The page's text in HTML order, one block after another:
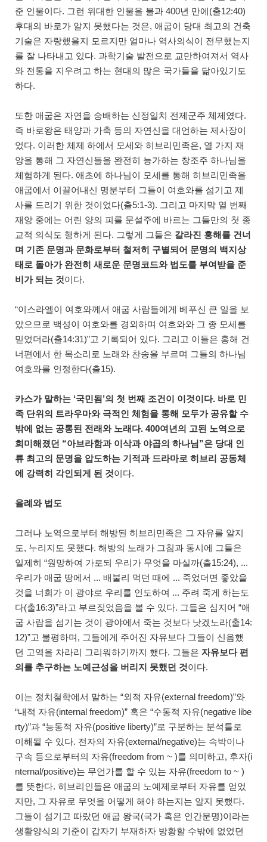
준 인물이다. 그런 위대한 인물을 불과 400년 만에(출12:40)
후대의 바로가 알지 못했다는 것은, 애굽이 당대 최고의 건축
기술은 자랑했을지 모르지만 얼마나 역사의식이 전무했는지
를 잘 나타내고 있다. 과학기술 발전으로 교만하여져서 역사
와 전통을 지우려고 하는 현대의 많은 국가들을 닮아있기도
하다.
또한 애굽은 자연을 숭배하는 신정일치 전제군주 체제였다.
즉 바로왕은 태양과 가축 등의 자연신을 대언하는 제사장이
었다. 이러한 체제 하에서 모세와 히브리민족은, 열 가지 재
앙을 통해 그 자연신들을 완전히 능가하는 창조주 하나님을
체험하게 된다. 애초에 하나님이 모세를 통해 히브리민족을
애굽에서 이끌어내신 명분부터 그들이 여호와를 섬기고 제
사를 드리기 위한 것이었다(출5:1-3). 그리고 마지막 열 번째
재앙 중에는 어린 양의 피를 문설주에 바르는 그들만의 첫 종
교적 의식도 행하게 된다. 그렇게 그들은 갈라진 홍해를 건너
며 기존 문명과 문화로부터 철저히 구별되어 문명의 백지상
태로 돌아가 완전히 새로운 문명코드와 법도를 부여받을 준
비가 되는 것이다.
“이스라엘이 여호와께서 애굽 사람들에게 베푸신 큰 일을 보
았으므로 백성이 여호와를 경외하며 여호와와 그 종 모세를
믿었더라(출14:31)”고 기록되어 있다. 그리고 이들은 홍해 건
너편에서 한 목소리로 노래와 찬송을 부르며 그들의 하나님
여호와를 인정한다(출15).
카스가 말하는 ‘국민됨’의 첫 번째 조건이 이것이다. 바로 민
족 단위의 트라우마와 극적인 체험을 통해 모두가 공유할 수
밖에 없는 공통된 전래와 노래다. 400여년의 고된 노역으로
희미해졌던 “아브라함과 이삭과 야곱의 하나님”은 당대 인
류 최고의 문명을 압도하는 기적과 드라마로 히브리 공동체
에 강력히 각인되게 된 것이다.
율례와 법도
그러나 노역으로부터 해방된 히브리민족은 그 자유를 알지
도, 누리지도 못했다. 해방의 노래가 그침과 동시에 그들은
일제히 “원망하여 가로되 우리가 무엇을 마실까(출15:24), ...
우리가 애굽 땅에서 ... 배불리 먹던 때에 ... 죽었더면 좋았을
것을 너희가 이 광야로 우리를 인도하여 ... 주려 죽게 하는도
다(출16:3)”라고 부르짖었음을 볼 수 있다. 그들은 심지어 “애
굽 사람을 섬기는 것이 광야에서 죽는 것보다 낫겠노라(출14:
12)”고 불평하며, 그들에게 주어진 자유보다 그들이 신음했
던 고역을 차라리 그리워하기까지 했다. 그들은 자유보다 편
의를 추구하는 노예근성을 버리지 못했던 것이다.
이는 정치철학에서 말하는 “외적 자유(external freedom)”와
“내적 자유(internal freedom)” 혹은 “수동적 자유(negative libe
rty)”과 “능동적 자유(positive liberty)”로 구분하는 분석틀로
이해될 수 있다. 전자의 자유(external/negative)는 속박이나
구속 등으로부터의 자유(freedom from ~ )를 의미하고, 후자(i
nternal/positive)는 무언가를 할 수 있는 자유(freedom to ~ )
를 뜻한다. 히브리인들은 애굽의 노예제로부터 자유를 얻었
지만, 그 자유로 무엇을 어떻게 해야 하는지는 알지 못했다.
그들이 섬기고 따랐던 애굽 왕국(국가 혹은 인간문명)이라는
생활양식의 기준이 갑자기 부재하자 방황할 수밖에 없었던